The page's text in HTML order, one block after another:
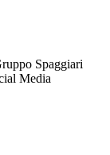
Spaggiari
Media